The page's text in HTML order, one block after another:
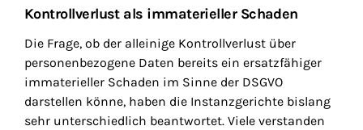
Kontrollverlust als immaterieller Schaden
Die Frage, ob der alleinige Kontrollverlust über
personenbezogene Daten bereits ein ersatzfähiger
immaterieller Schaden im Sinne der DSGVO
darstellen könne, haben die Instanzgerichte bislang
sehr unterschiedlich beantwortet. Viele verstanden